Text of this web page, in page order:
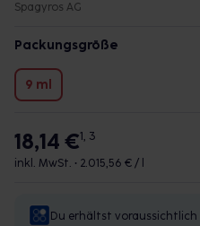
Spagyros AG
Packungsgröße
9 ml
18,14 €1, 3
inkl. MwSt. • 2.015,56 € / l
Du erhältst voraussichtlich